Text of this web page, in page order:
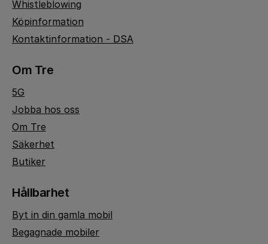
Whistleblowing
Köpinformation
Kontaktinformation - DSA
Om Tre
5G
Jobba hos oss
Om Tre
Säkerhet
Butiker
Hållbarhet
Byt in din gamla mobil
Begagnade mobiler